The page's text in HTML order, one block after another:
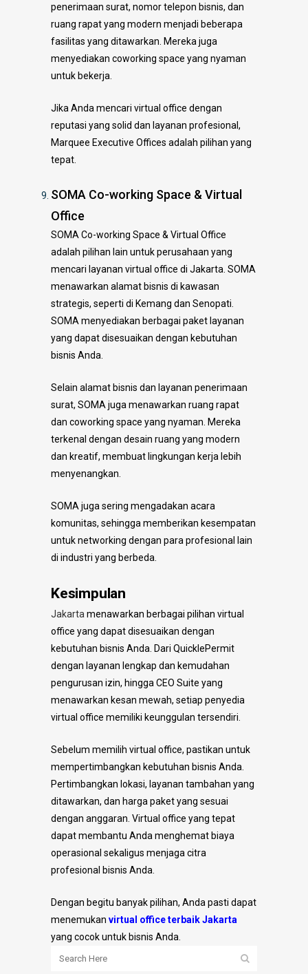
penerimaan surat, nomor telepon bisnis, dan
ruang rapat yang modern menjadi beberapa
fasilitas yang ditawarkan. Mereka juga
menyediakan coworking space yang nyaman
untuk bekerja.
Jika Anda mencari virtual office dengan
reputasi yang solid dan layanan profesional,
Marquee Executive Offices adalah pilihan yang
tepat.
SOMA Co-working Space & Virtual
Office
SOMA Co-working Space & Virtual Office
adalah pilihan lain untuk perusahaan yang
mencari layanan virtual office di Jakarta. SOMA
menawarkan alamat bisnis di kawasan
strategis, seperti di Kemang dan Senopati.
SOMA menyediakan berbagai paket layanan
yang dapat disesuaikan dengan kebutuhan
bisnis Anda.
Selain alamat bisnis dan layanan penerimaan
surat, SOMA juga menawarkan ruang rapat
dan coworking space yang nyaman. Mereka
terkenal dengan desain ruang yang modern
dan kreatif, membuat lingkungan kerja lebih
menyenangkan.
SOMA juga sering mengadakan acara
komunitas, sehingga memberikan kesempatan
untuk networking dengan para profesional lain
di industri yang berbeda.
Kesimpulan
Jakarta menawarkan berbagai pilihan virtual
office yang dapat disesuaikan dengan
kebutuhan bisnis Anda. Dari QuicklePermit
dengan layanan lengkap dan kemudahan
pengurusan izin, hingga CEO Suite yang
menawarkan kesan mewah, setiap penyedia
virtual office memiliki keunggulan tersendiri.
Sebelum memilih virtual office, pastikan untuk
mempertimbangkan kebutuhan bisnis Anda.
Pertimbangkan lokasi, layanan tambahan yang
ditawarkan, dan harga paket yang sesuai
dengan anggaran. Virtual office yang tepat
dapat membantu Anda menghemat biaya
operasional sekaligus menjaga citra
profesional bisnis Anda.
Dengan begitu banyak pilihan, Anda pasti dapat
menemukan virtual office terbaik Jakarta
yang cocok untuk bisnis Anda.